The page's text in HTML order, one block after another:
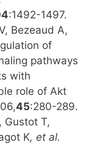
:1492-1497.
Bezeaud A,
of
pathways
with
role of Akt
45:280-289.
Gustot T,
K, et al.